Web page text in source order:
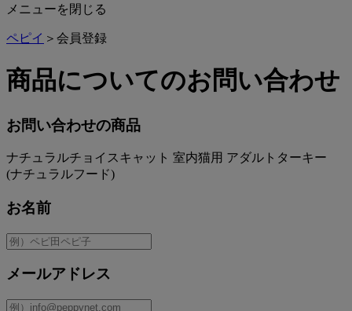
メニューを閉じる
ペピイ ＞会員登録
商品についてのお問い合わせ
お問い合わせの商品
ナチュラルチョイスキャット 室内猫用 アダルトターキー
(ナチュラルフード)
お名前
メールアドレス